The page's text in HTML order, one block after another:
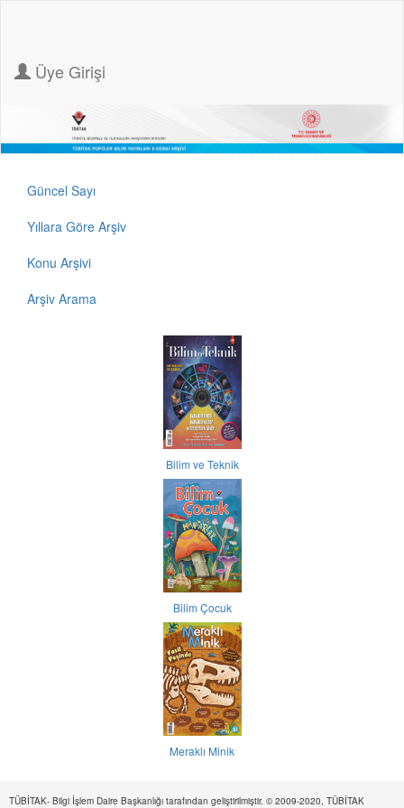
Üye Girişi
Güncel Sayı
Yıllara Göre Arşiv
Konu Arşivi
Arşiv Arama
Bilim ve Teknik
Bilim Çocuk
Meraklı Minik
TÜBİTAK- Bilgi İşlem Daire Başkanlığı tarafından geliştirilmiştir. © 2009-2020, TÜBİTAK